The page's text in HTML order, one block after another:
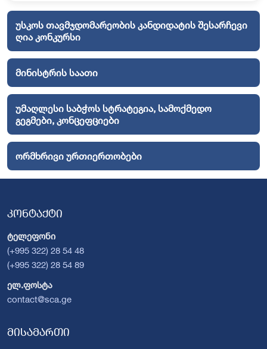
უსკოს თავმჯდომარეობის კანდიდატის შესარჩევი
ღია კონკურსი
მინისტრის საათი
უმაღლესი საბჭოს სტრატეგია, სამოქმედო
გეგმები, კონცეფციები
ორმხრივი ურთიერთობები
კონტაქტი
ტელეფონი
(+995 322) 28 54 48
(+995 322) 28 54 89
ელ.ფოსტა
contact@sca.ge
მისამართი